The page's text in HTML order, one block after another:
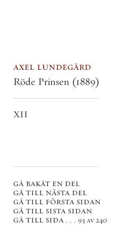
axel lundegård
Röde Prinsen (1889)
XII
gå bakåt en del
gå till nästa del
gå till första sidan
gå till sista sidan
gå till sida . . . 93 av 240